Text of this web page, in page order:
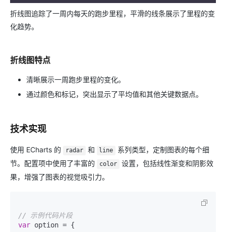
折线图追踪了一周内每天的跑步里程，平滑的线条展示了里程的变
化趋势。
折线图特点
清晰展示一周跑步里程的变化。
通过颜色和标记，突出显示了平均值和其他关键数据点。
技术实现
使用 ECharts 的 radar 和 line
系列类型，定制图表的每个细
节。配置项中使用了丰富的
color
设置，包括线性渐变和阴影效
果，增强了图表的视觉吸引力。
// 示例代码片段
var option = {